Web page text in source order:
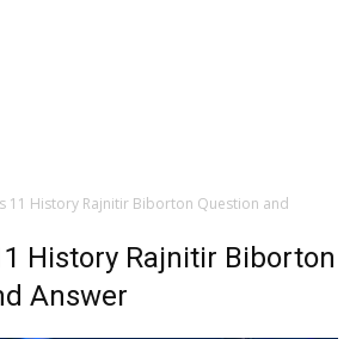
11 History Rajnitir Biborton Question and
History Rajnitir Biborton
Answer